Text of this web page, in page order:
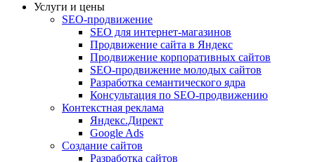
Услуги и цены
SEO-продвижение
SEO для интернет-магазинов
Продвижение сайта в Яндекс
Продвижение корпоративных сайтов
SEO-продвижение молодых сайтов
Разработка семантического ядра
Консультация по SEO-продвижению
Контекстная реклама
Яндекс.Директ
Google Ads
Создание сайтов
Разработка сайтов